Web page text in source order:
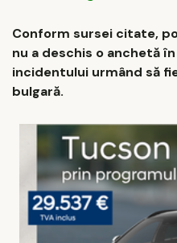
Conform sursei citate,
nu a deschis o anchetă
incidentului urmând să
bulgară.